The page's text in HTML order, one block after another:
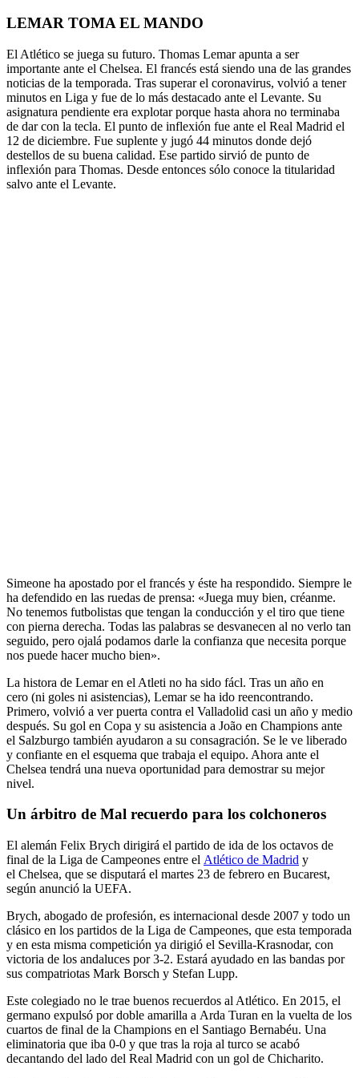
LEMAR TOMA EL MANDO
El Atlético se juega su futuro. Thomas Lemar apunta a ser
importante ante el Chelsea. El francés está siendo una de las grandes
noticias de la temporada. Tras superar el coronavirus, volvió a tener
minutos en Liga y fue de lo más destacado ante el Levante. Su
asignatura pendiente era explotar porque hasta ahora no terminaba
de dar con la tecla. El punto de inflexión fue ante el Real Madrid el
12 de diciembre. Fue suplente y jugó 44 minutos donde dejó
destellos de su buena calidad. Ese partido sirvió de punto de
inflexión para Thomas. Desde entonces sólo conoce la titularidad
salvo ante el Levante.
Simeone ha apostado por el francés y éste ha respondido. Siempre le
ha defendido en las ruedas de prensa: «Juega muy bien, créanme.
No tenemos futbolistas que tengan la conducción y el tiro que tiene
con pierna derecha. Todas las palabras se desvanecen al no verlo tan
seguido, pero ojalá podamos darle la confianza que necesita porque
nos puede hacer mucho bien».
La histora de Lemar en el Atleti no ha sido fácl. Tras un año en
cero (ni goles ni asistencias), Lemar se ha ido reencontrando.
Primero, volvió a ver puerta contra el Valladolid casi un año y medio
después. Su gol en Copa y su asistencia a João en Champions ante
el Salzburgo también ayudaron a su consagración. Se le ve liberado
y confiante en el esquema que trabaja el equipo. Ahora ante el
Chelsea tendrá una nueva oportunidad para demostrar su mejor
nivel.
Un árbitro de Mal recuerdo para los colchoneros
El alemán Felix Brych dirigirá el partido de ida de los octavos de
final de la Liga de Campeones entre el Atlético de Madrid y
el Chelsea, que se disputará el martes 23 de febrero en Bucarest,
según anunció la UEFA.
Brych, abogado de profesión, es internacional desde 2007 y todo un
clásico en los partidos de la Liga de Campeones, que esta temporada
y en esta misma competición ya dirigió el Sevilla-Krasnodar, con
victoria de los andaluces por 3-2. Estará ayudado en las bandas por
sus compatriotas Mark Borsch y Stefan Lupp.
Este colegiado no le trae buenos recuerdos al Atlético. En 2015, el
germano expulsó por doble amarilla a Arda Turan en la vuelta de los
cuartos de final de la Champions en el Santiago Bernabéu. Una
eliminatoria que iba 0-0 y que tras la roja al turco se acabó
decantando del lado del Real Madrid con un gol de Chicharito.